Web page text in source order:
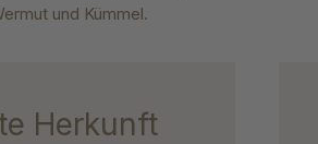
und Kümmel.
Herkunft